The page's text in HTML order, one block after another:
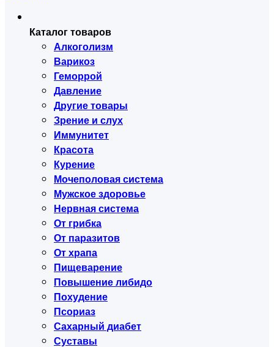
Каталог товаров
Алкоголизм
Варикоз
Геморрой
Давление
Другие товары
Зрение и слух
Иммунитет
Красота
Курение
Мочеполовая система
Мужское здоровье
Нервная система
От грибка
От паразитов
От храпа
Пищеварение
Повышение либидо
Похудение
Псориаз
Сахарный диабет
Суставы